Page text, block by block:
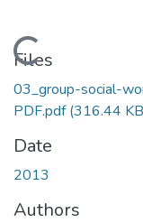
Loading...
Files
03_group-social-
PDF.pdf(316.44
Date
2013
Authors